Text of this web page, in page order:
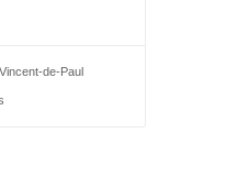
de-Paul